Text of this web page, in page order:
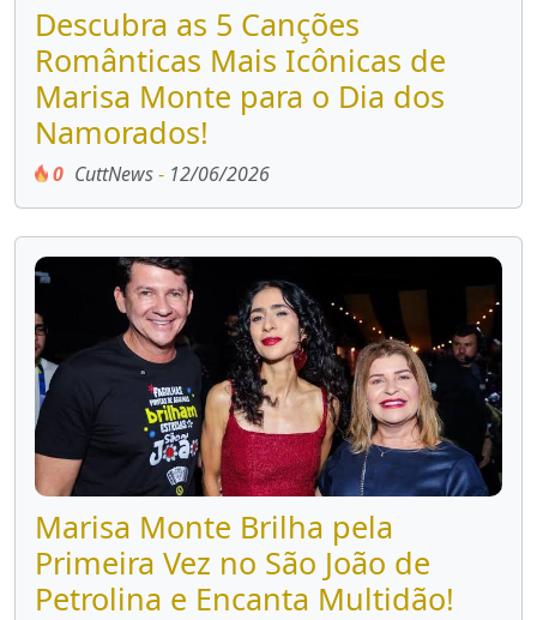
Descubra as 5 Canções
Românticas Mais Icônicas de
Marisa Monte para o Dia dos
Namorados!
0 CuttNews- 12/06/2026
Marisa Monte Brilha pela
Primeira Vez no São João de
Petrolina e Encanta Multidão!